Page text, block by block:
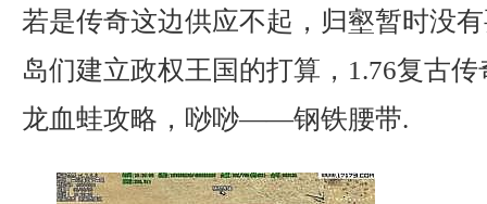
若是传奇这边供应不起，归壑暂时没
岛们建立政权王国的打算，1.76复古
龙血蛙攻略，唦唦——钢铁腰带.